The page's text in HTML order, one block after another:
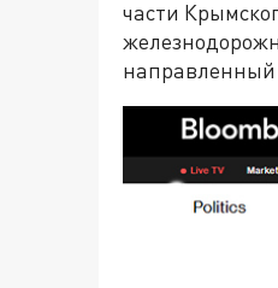
части
направленный